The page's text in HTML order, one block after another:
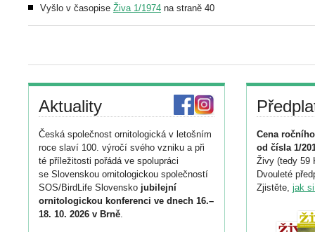
Vyšlo v časopise Živa 1/1974 na straně 40
Aktuality
Česká společnost ornitologická v letošním
roce slaví 100. výročí svého vzniku a při
té příležitosti pořádá ve spolupráci
se Slovenskou ornitologickou společností
SOS/BirdLife Slovensko jubilejní
ornitologickou konferenci ve dnech 16.–
18. 10. 2026 v Brně.
Cena
od čísla 1/
Živy (tedy 59
Dvouleté
Zjistěte, jak